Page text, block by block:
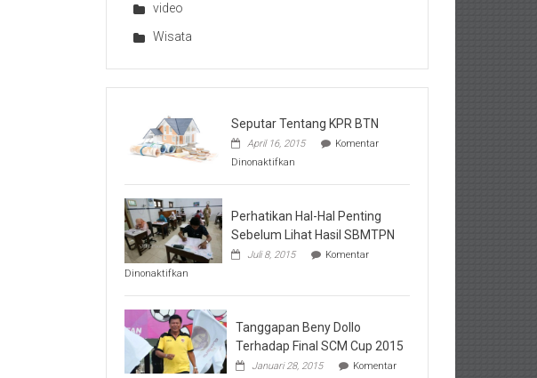
video
Wisata
Seputar Tentang KPR BTN
April 16, 2015
Komentar
Dinonaktifkan
Tentang
BTN
Perhatikan Hal-Hal Penting
Sebelum Lihat Hasil SBMTPN
Juli 8, 2015
Komentar
Dinonaktifkan
Hal-
Hal
Penting
Sebelum
Lihat
Hasil
Tanggapan Beny Dollo
Terhadap Final SCM Cup 2015
Januari 28, 2015
Komentar